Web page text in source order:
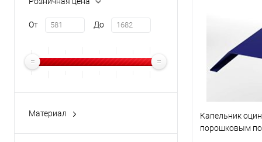
От До
Материал
Купить в 1
В избранное
Капельник
порошковым